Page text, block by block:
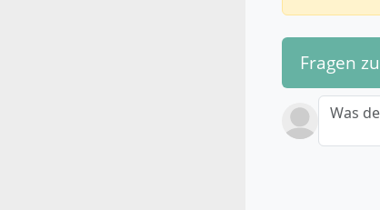
Fragen
Was